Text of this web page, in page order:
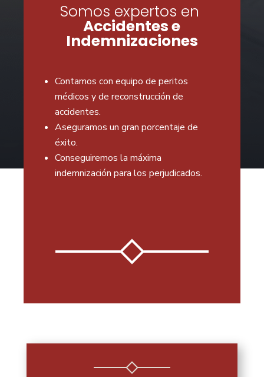
Somos expertos en
Accidentes e
Indemnizaciones
Contamos con equipo de peritos
médicos y de reconstrucción de
accidentes.
Aseguramos un gran porcentaje de
éxito.
Conseguiremos la máxima
indemnización para los perjudicados.